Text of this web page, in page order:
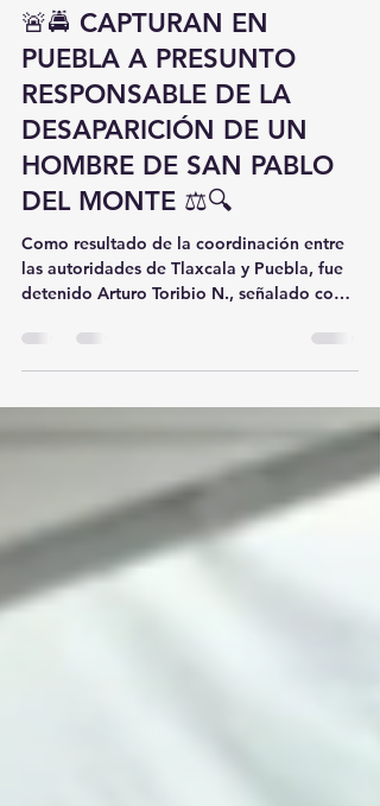
Redaccion peligrosa
hace 2 días
2 min de lectura
🚨🚔 CAPTURAN EN
PUEBLA A PRESUNTO
RESPONSABLE DE LA
DESAPARICIÓN DE UN
HOMBRE DE SAN PABLO
DEL MONTE ⚖️🔍
las autoridades de Tlaxcala y Puebla, fue
detenido Arturo Toribio N., señalado como
San Pablo del Monte, informó la titular de
la Fiscalía General de Justicia del Estado,
Ernestina Carro Roldán. 👮‍♂️🤝📋 De
acuerdo con las investigaciones, los
hechos ocurrieron el 21 de julio de 2025,
cuando la víctima salió de su domicilio
para, presuntamente, reunirse co